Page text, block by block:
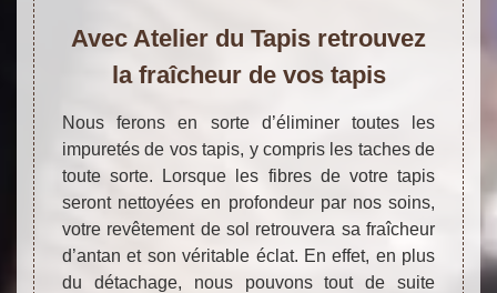
Avec Atelier du Tapis retrouvez
la fraîcheur de vos tapis
Nous ferons en sorte d’éliminer toutes les
impuretés de vos tapis, y compris les taches de
toute sorte. Lorsque les fibres de votre tapis
seront nettoyées en profondeur par nos soins,
votre revêtement de sol retrouvera sa fraîcheur
d’antan et son véritable éclat. En effet, en plus
du détachage, nous pouvons tout de suite